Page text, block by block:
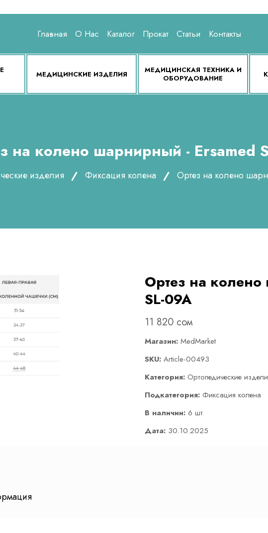
Главная О Нас Каталог Прокат Статьи Контакты
МЕДИЦИНСКИЕ ИЗДЕЛИЯ
МЕДИЦИНСКАЯ ТЕХНИКА И
ОБОРУДОВАНИЕ
на колено шарнирный - Ersamed
изделия Фиксация колена Ортез на колено
Ортез на
SL-09A
11 820 сом
Магазин: MedMarket
SKU: Article-00493
Категория: Ортопедические
Подкатегория: Фиксация колена
В наличии: 6 шт
Дата: 30.10.2025